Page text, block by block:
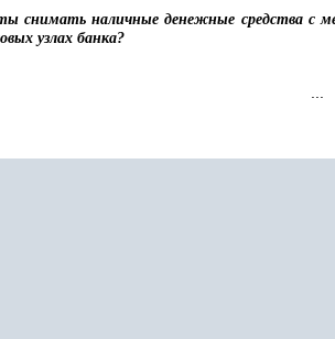
снимать наличные денежные средства с
узлах банка?